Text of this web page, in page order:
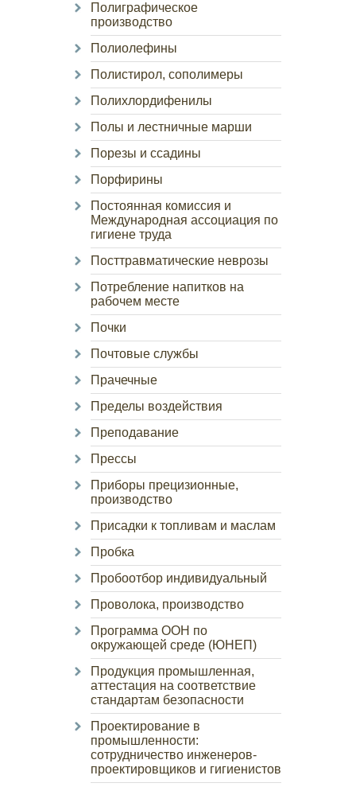
Полиграфическое
производство
Полиолефины
Полистирол, сополимеры
Полихлордифенилы
Полы и лестничные марши
Порезы и ссадины
Порфирины
Постоянная комиссия и
Международная ассоциация по
гигиене труда
Посттравматические неврозы
Потребление напитков на
рабочем месте
Почки
Почтовые службы
Прачечные
Пределы воздействия
Преподавание
Прессы
Приборы прецизионные,
производство
Присадки к топливам и маслам
Пробка
Пробоотбор индивидуальный
Проволока, производство
Программа ООН по
окружающей среде (ЮНЕП)
Продукция промышленная,
аттестация на соответствие
стандартам безопасности
Проектирование в
промышленности:
сотрудничество инженеров-
проектировщиков и гигиенистов